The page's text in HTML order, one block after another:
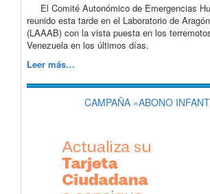
El Comité Autonómico de Emergencias
reunido esta tarde en el Laboratorio de
(LAAAB) con la vista puesta en los
Venezuela en los últimos días.
Leer más…
CAMPAÑA «ABONO